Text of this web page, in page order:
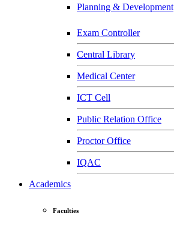
Planning & Development
Exam Controller
Central Library
Medical Center
ICT Cell
Public Relation Office
Proctor Office
IQAC
Academics
Faculties